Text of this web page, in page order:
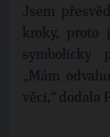
Jsem
kroky, proto
symbolicky
„Mám
věci,“ dodala